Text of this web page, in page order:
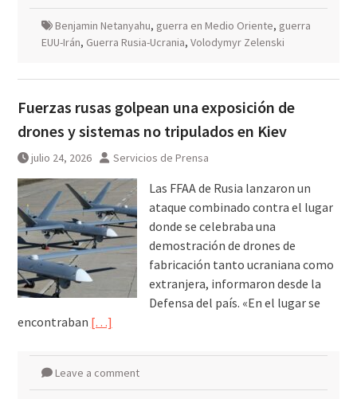
Benjamin Netanyahu, guerra en Medio Oriente, guerra
EUU-Irán, Guerra Rusia-Ucrania, Volodymyr Zelenski
Fuerzas rusas golpean una exposición de
drones y sistemas no tripulados en Kiev
julio 24, 2026 Servicios de Prensa
Las FFAA de Rusia lanzaron un
ataque combinado contra el lugar
donde se celebraba una
demostración de drones de
fabricación tanto ucraniana como
extranjera, informaron desde la
Defensa del país. «En el lugar se
encontraban […]
Leave a comment